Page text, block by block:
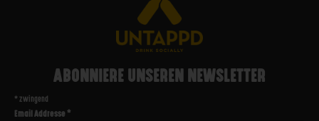
ABONNIERE UNSEREN NEWSLETTER
* zwingend
Email Addresse*